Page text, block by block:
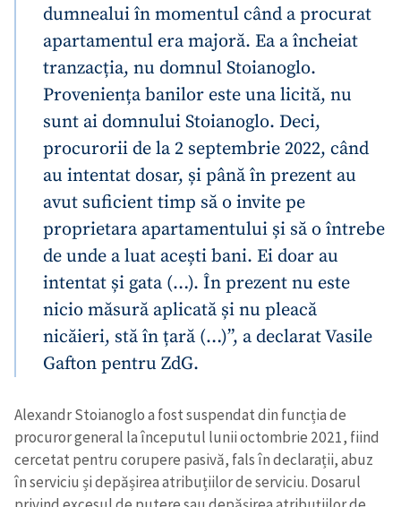
Trimite o informație
Despre ZdG
in English
на русском
dumnealui în momentul când a procurat
apartamentul era majoră. Ea a încheiat
tranzacția, nu domnul Stoianoglo.
Proveniența banilor este una licită, nu
sunt ai domnului Stoianoglo. Deci,
procurorii de la 2 septembrie 2022, când
au intentat dosar, și până în prezent au
avut suficient timp să o invite pe
proprietara apartamentului și să o întrebe
de unde a luat acești bani. Ei doar au
intentat și gata (…). În prezent nu este
nicio măsură aplicată și nu pleacă
nicăieri, stă în țară (…)”, a declarat Vasile
Gafton pentru ZdG.
Alexandr Stoianoglo a fost suspendat din funcția de
procuror general la începutul lunii octombrie 2021, fiind
cercetat pentru corupere pasivă, fals în declarații, abuz
în serviciu și depășirea atribuțiilor de serviciu. Dosarul